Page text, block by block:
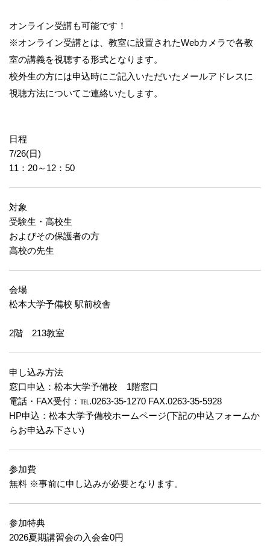
オンライン受講も可能です！
※オンライン受講とは、教室に設置されたWebカメラで各教
室の講義を視聴する形式となります。
校外生の方には申込時にご記入いただいたメールアドレスに
視聴方法についてご連絡いたします。
日程
7/26(日)
11：20～12：50
対象
受験生・高校生
およびその保護者の方
高校の先生
会場
松本大学予備校 駅前校舎
2階 213教室
申し込み方法
窓口申込：松本大学予備校 1階窓口
電話・FAX受付：℡.0263-35-1270 FAX.0263-35-5928
HP申込：松本大学予備校ホームページ(下記の申込フォームか
らお申込み下さい)
参加費
無料 ※事前に申し込みが必要となります。
参加特典
2026夏期講習会の入会金0円